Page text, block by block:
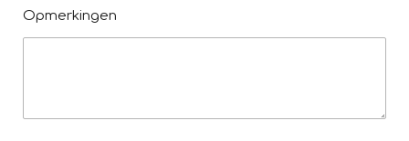
Opmerkingen